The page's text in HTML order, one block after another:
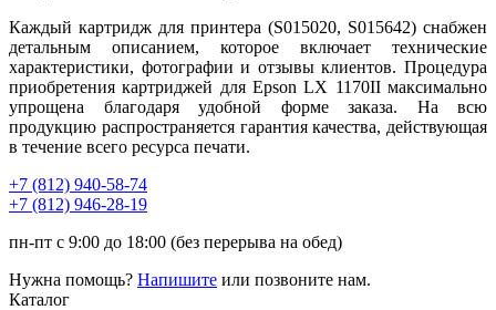
Каждый картридж для принтера (S015020, S015642) снабжен
детальным описанием, которое включает технические
характеристики, фотографии и отзывы клиентов. Процедура
приобретения картриджей для Epson LX 1170II максимально
упрощена благодаря удобной форме заказа. На всю
продукцию распространяется гарантия качества, действующая
в течение всего ресурса печати.
+7 (812) 940-58-74
+7 (812) 946-28-19
пн-пт с 9:00 до 18:00 (без перерыва на обед)
Нужна помощь? Напишите или позвоните нам.
Каталог